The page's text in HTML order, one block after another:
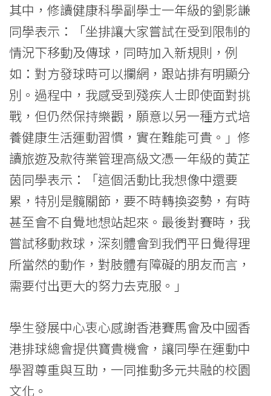
香
港
浸
會
大
學
其中，修讀健康科學副學士一年級的劉影謙
同學表示：「坐排讓大家嘗試在受到限制的
情況下移動及傳球，同時加入新規則，例
如：對方發球時可以攔網，跟站排有明顯分
別。過程中，我感受到殘疾人士即使面對挑
戰，但仍然保持樂觀，願意以另一種方式培
養健康生活運動習慣，實在難能可貴。」修
讀旅遊及款待業管理高級文憑一年級的黄芷
茵同學表示：「這個活動比我想像中還要
累，特別是髖關節，要不時轉換姿勢，有時
甚至會不自覺地想站起來。最後對賽時，我
嘗試移動救球，深刻體會到我們平日覺得理
所當然的動作，對肢體有障礙的朋友而言，
需要付出更大的努力去克服。」
學生發展中心衷心感謝香港賽馬會及中國香
港排球總會提供寶貴機會，讓同學在運動中
學習尊重與互助，一同推動多元共融的校園
文化。